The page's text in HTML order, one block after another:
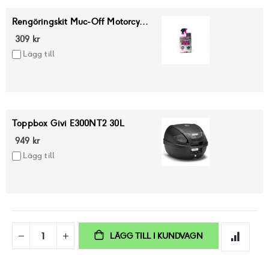
Rengöringskit Muc-Off Motorcy...
309 kr
Lägg till
Toppbox Givi E300NT2 30L
949 kr
Lägg till
LÄGG TILL I KUNDVAGN